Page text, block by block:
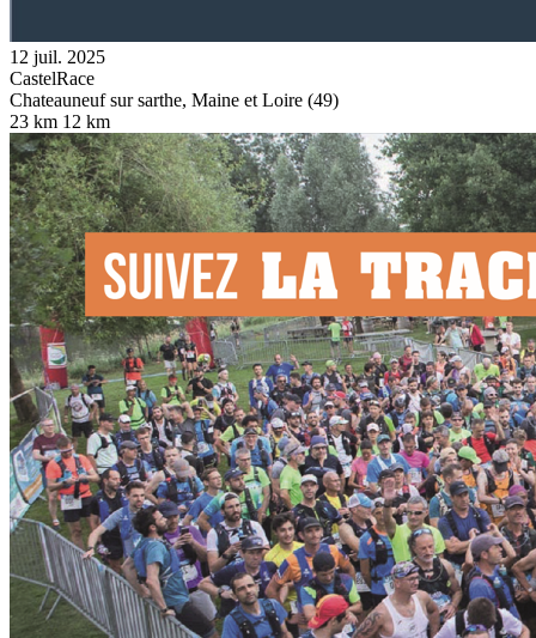
12 juil. 2025
CastelRace
Chateauneuf sur sarthe, Maine et Loire (49)
23 km 12 km